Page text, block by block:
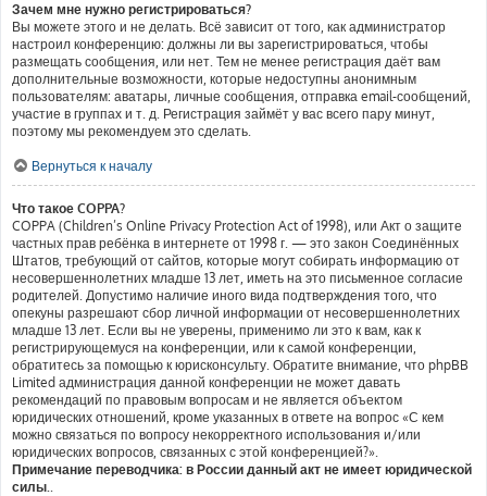
Зачем мне нужно регистрироваться?
Вы можете этого и не делать. Всё зависит от того, как администратор
настроил конференцию: должны ли вы зарегистрироваться, чтобы
размещать сообщения, или нет. Тем не менее регистрация даёт вам
дополнительные возможности, которые недоступны анонимным
пользователям: аватары, личные сообщения, отправка email-сообщений,
участие в группах и т. д. Регистрация займёт у вас всего пару минут,
поэтому мы рекомендуем это сделать.
Вернуться к началу
Что такое COPPA?
COPPA (Children’s Online Privacy Protection Act of 1998), или Акт о защите
частных прав ребёнка в интернете от 1998 г. — это закон Соединённых
Штатов, требующий от сайтов, которые могут собирать информацию от
несовершеннолетних младше 13 лет, иметь на это письменное согласие
родителей. Допустимо наличие иного вида подтверждения того, что
опекуны разрешают сбор личной информации от несовершеннолетних
младше 13 лет. Если вы не уверены, применимо ли это к вам, как к
регистрирующемуся на конференции, или к самой конференции,
обратитесь за помощью к юрисконсульту. Обратите внимание, что phpBB
Limited администрация данной конференции не может давать
рекомендаций по правовым вопросам и не является объектом
юридических отношений, кроме указанных в ответе на вопрос «С кем
можно связаться по вопросу некорректного использования и/или
юридических вопросов, связанных с этой конференцией?».
Примечание переводчика: в России данный акт не имеет юридической
силы..